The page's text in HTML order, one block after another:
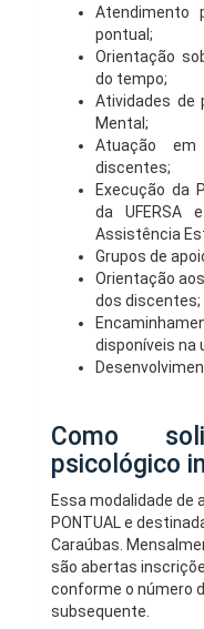
Atendimento
pontual;
Orientação
do tempo;
Atividades de
Mental;
Atuação
discentes;
Execução da
da UFERSA
Assistência
Grupos de
Orientação
dos discentes;
disponíveis na
Como
psicológico
Essa modalidade de
PONTUAL e
Caraúbas.
são abertas
conforme o número
subsequente.